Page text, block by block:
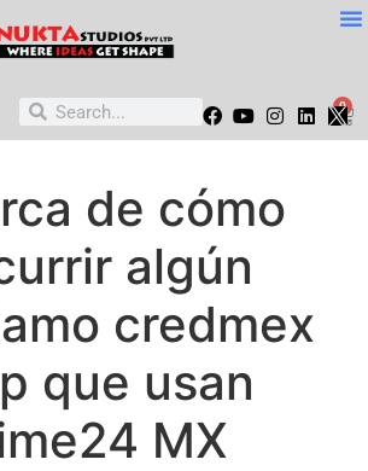
0
de cómo
algún
credmex
que usan
MX